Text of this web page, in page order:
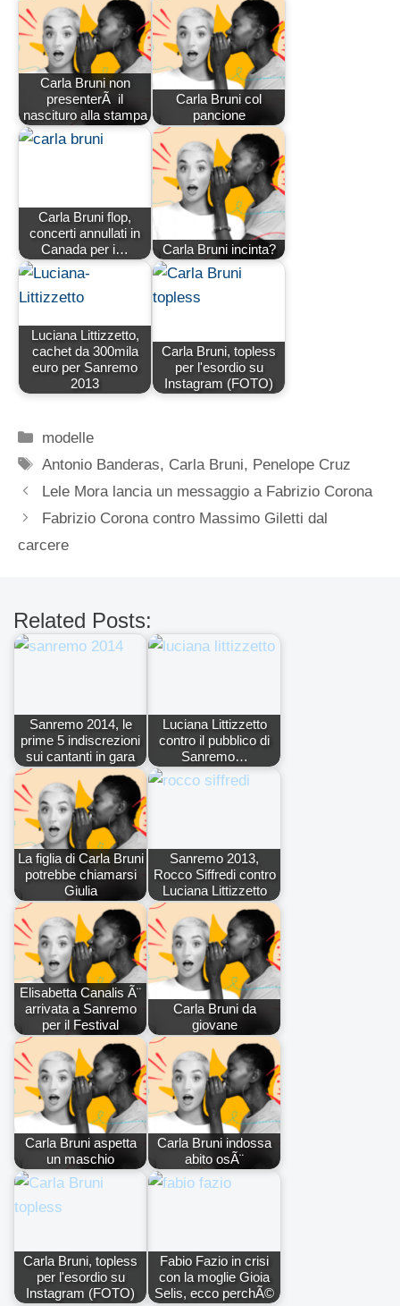
Carla Bruni non
presenterÃ il
nascituro alla stampa
Carla Bruni col
pancione
Carla Bruni flop,
concerti annullati in
Canada per i…
Carla Bruni incinta?
Luciana Littizzetto,
cachet da 300mila
euro per Sanremo
2013
Carla Bruni, topless
per l'esordio su
Instagram (FOTO)
Categorie
modelle
Tag
Antonio Banderas, Carla Bruni, Penelope Cruz
Lele Mora lancia un messaggio a Fabrizio Corona
Fabrizio Corona contro Massimo Giletti dal
carcere
Related Posts:
Sanremo 2014, le
prime 5 indiscrezioni
sui cantanti in gara
Luciana Littizzetto
contro il pubblico di
Sanremo…
La figlia di Carla Bruni
potrebbe chiamarsi
Giulia
Sanremo 2013,
Rocco Siffredi contro
Luciana Littizzetto
Elisabetta Canalis Ã¨
arrivata a Sanremo
per il Festival
Carla Bruni da
giovane
Carla Bruni aspetta
un maschio
Carla Bruni indossa
abito osÃ¨
Carla Bruni, topless
per l'esordio su
Instagram (FOTO)
Fabio Fazio in crisi
con la moglie Gioia
Selis, ecco perchÃ©